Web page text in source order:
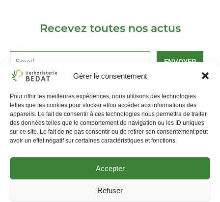
Gérer le consentement
Pour offrir les meilleures expériences, nous utilisons des technologies
telles que les cookies pour stocker et/ou accéder aux informations des
appareils. Le fait de consentir à ces technologies nous permettra de traiter
des données telles que le comportement de navigation ou les ID uniques
sur ce site. Le fait de ne pas consentir ou de retirer son consentement peut
avoir un effet négatif sur certaines caractéristiques et fonctions.
Accepter
Refuser
Recevez toutes nos actus
ENVOYER
Alternative:
La pharmacie Bédat Livraison et retours
Mentions légales, CGV Politique de Cookies